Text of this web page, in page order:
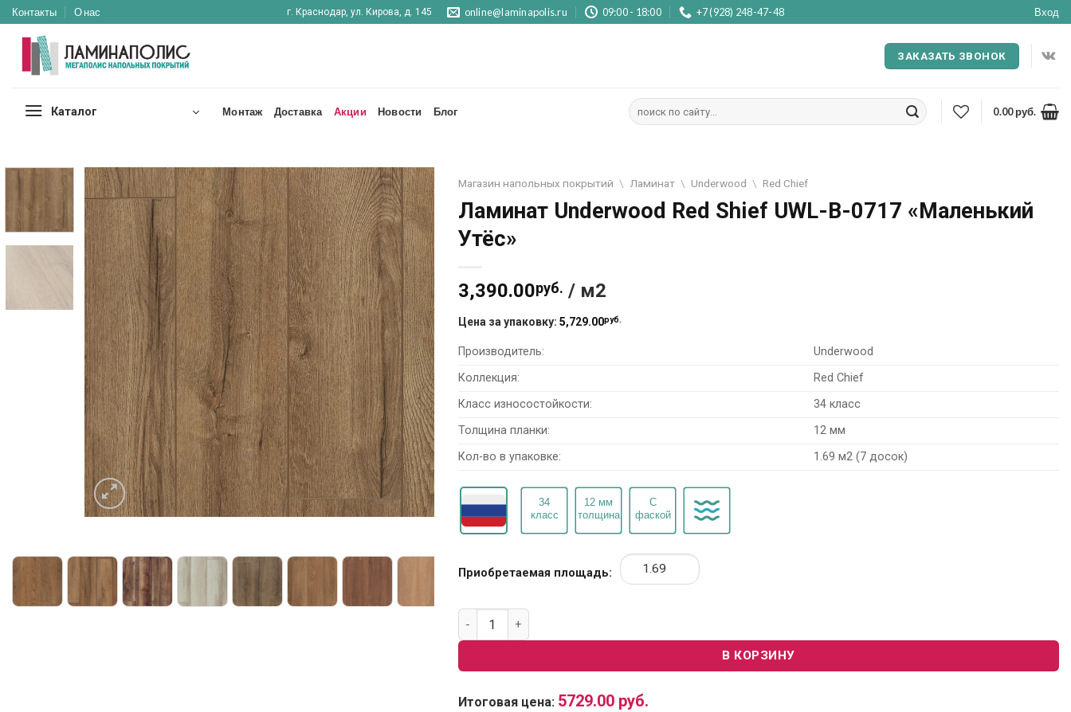
Skip
to
content
Контакты О нас г. Краснодар, ул. Кирова, д. 145 online@laminapolis.ru 09:00 - 18:00 +7 (928) 248-47-48 Вход
ЗАКАЗАТЬ ЗВОНОК
Каталог Монтаж Доставка Акции Новости Блог
Искать:
0.00руб.
Отложить
Магазин напольных покрытий \ Ламинат \ Underwood \ Red Chief
Ламинат Underwood Red Shief UWL-B-0717 «Маленький
Утёс»
3,390.00руб. / м2
Цена за упаковку: 5,729.00руб.
Производитель:
Underwood
Коллекция:
Red Chief
Класс износостойкости:
34 класс
Толщина планки:
12 мм
Кол-во в упаковке:
1.69 м2 (7 досок)
Приобретаемая площадь:
Количество товара Ламинат Underwood Red Shief UWL-B-0717 "Маленький Утёс"
В КОРЗИНУ
Итоговая цена: 5729.00 руб.